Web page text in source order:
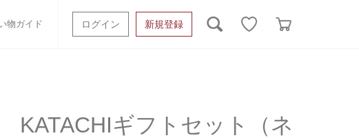
物ガイド ログイン 新規登録
オーガニック
衣類 タオルケット類
KATACHIギフトセット（ネ